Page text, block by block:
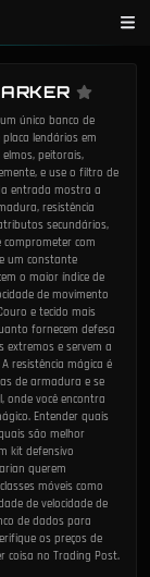
único banco de
lendários em
peitorais,
e use o filtro de
entrada mostra a
resistência
secundários,
com
um constante
o maior índice de
de movimento
e tecido mais
fornecem defesa
extremos e servem a
resistência mágica é
de armadura e se
onde você encontra
Entender quais
são melhor
kit defensivo
querem
móveis como
de velocidade de
de dados para
os preços de
coisa no Trading Post.